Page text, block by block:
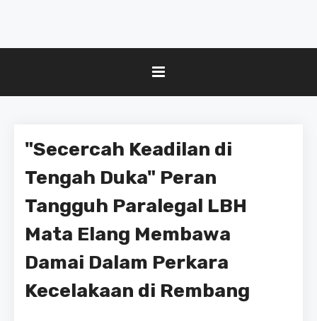
"Secercah Keadilan di
Tengah Duka" Peran
Tangguh Paralegal LBH
Mata Elang Membawa
Damai Dalam Perkara
Kecelakaan di Rembang